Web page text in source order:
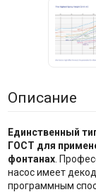
Описание
Единственный
ГОСТ для
фонтанах.
насос имеет
программным